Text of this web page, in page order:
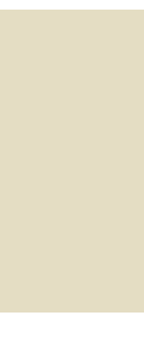
lief